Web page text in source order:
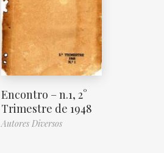
Encontro – n.1, 2°
Trimestre de 1948
Autores Diversos